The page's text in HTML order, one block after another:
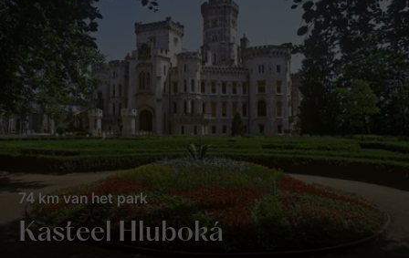
Kasteel Hluboká
74 km van het park